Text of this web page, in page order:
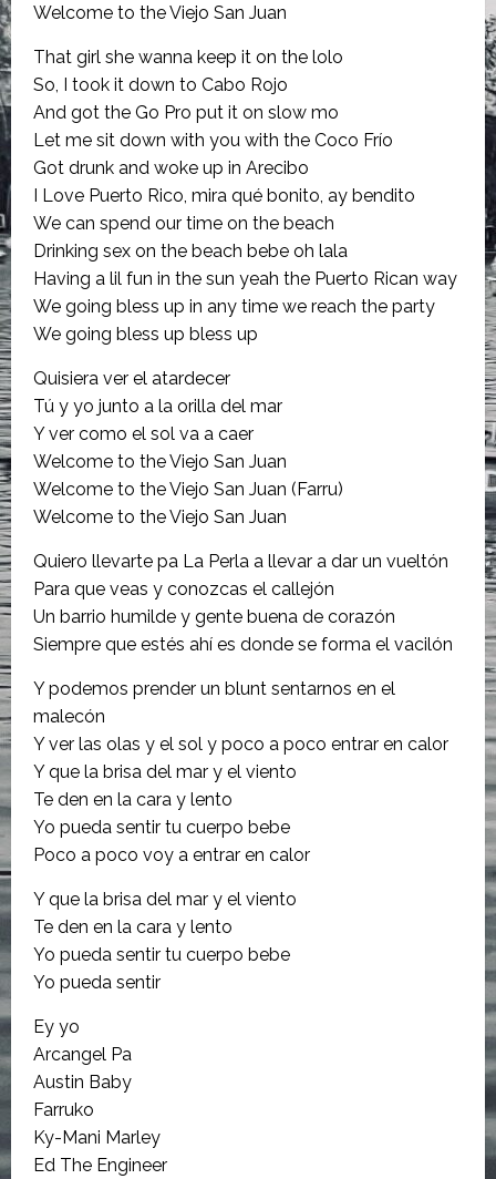
Welcome to the Viejo San Juan
That girl she wanna keep it on the lolo
So, I took it down to Cabo Rojo
And got the Go Pro put it on slow mo
Let me sit down with you with the Coco Frío
Got drunk and woke up in Arecibo
I Love Puerto Rico, mira qué bonito, ay bendito
We can spend our time on the beach
Drinking sex on the beach bebe oh lala
Having a lil fun in the sun yeah the Puerto Rican way
We going bless up in any time we reach the party
We going bless up bless up
Quisiera ver el atardecer
Tú y yo junto a la orilla del mar
Y ver como el sol va a caer
Welcome to the Viejo San Juan
Welcome to the Viejo San Juan (Farru)
Welcome to the Viejo San Juan
Quiero llevarte pa La Perla a llevar a dar un vueltón
Para que veas y conozcas el callejón
Un barrio humilde y gente buena de corazón
Siempre que estés ahí es donde se forma el vacilón
Y podemos prender un blunt sentarnos en el
malecón
Y ver las olas y el sol y poco a poco entrar en calor
Y que la brisa del mar y el viento
Te den en la cara y lento
Yo pueda sentir tu cuerpo bebe
Poco a poco voy a entrar en calor
Y que la brisa del mar y el viento
Te den en la cara y lento
Yo pueda sentir tu cuerpo bebe
Yo pueda sentir
Ey yo
Arcangel Pa
Austin Baby
Farruko
Ky-Mani Marley
Ed The Engineer